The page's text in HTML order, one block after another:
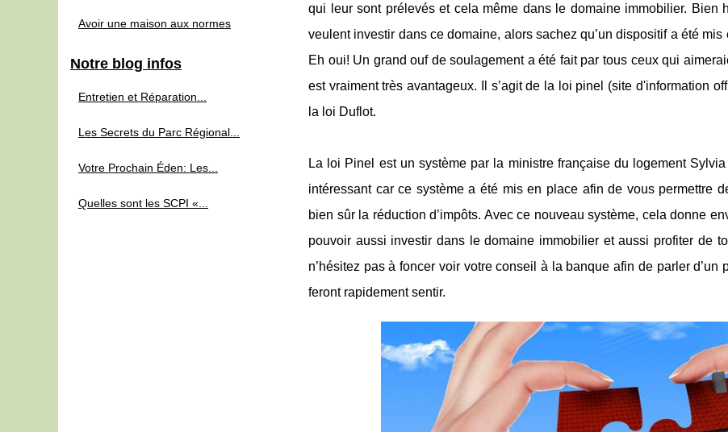
qui leur sont prélevés et cela même dans le domaine immobilier. Bien
veulent investir dans ce domaine, alors sachez qu’un dispositif a été
Eh oui! Un grand ouf de soulagement a été fait par tous ceux qui
est vraiment très avantageux. Il s’agit de la loi pinel (site d'information
la loi Duflot.
La loi Pinel est un système par la ministre française du logement
intéressant car ce système a été mis en place afin de vous permettre
bien sûr la réduction d’impôts. Avec ce nouveau système, cela donne
pouvoir aussi investir dans le domaine immobilier et aussi profiter de
n’hésitez pas à foncer voir votre conseil à la banque afin de parler
feront rapidement sentir.
Avoir une maison aux normes
Notre blog infos
Entretien et Réparation...
Les Secrets du Parc Régional...
Votre Prochain Éden: Les...
Quelles sont les SCPI «...